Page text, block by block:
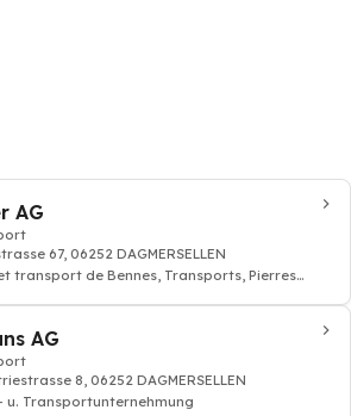
AG
67, 06252 DAGMERSELLEN
transport de Bennes, Transports, Pierres
AG
8, 06252 DAGMERSELLEN
u. Transportunternehmung